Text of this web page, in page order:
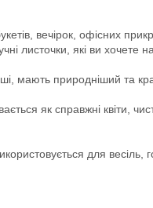
вечірок, офісних
листочки, які ви хочете
мають природніший
як справжні квіти,
для